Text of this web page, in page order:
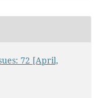
72 [April,